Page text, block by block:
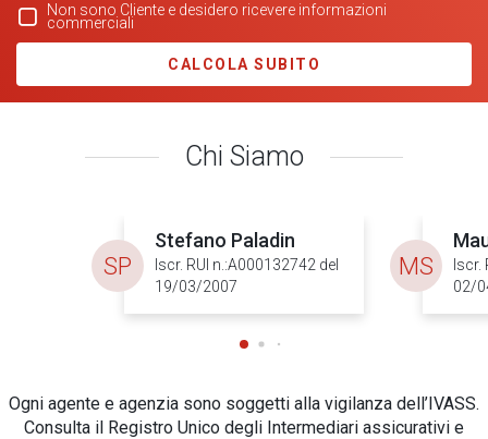
Non sono Cliente e desidero ricevere informazioni
commerciali
CALCOLA SUBITO
Chi Siamo
Stefano Paladin
Iscr. RUI n.:A000132742 del
19/03/2007
SP
Iscr.
02/
MS
Ogni agente e agenzia sono soggetti alla vigilanza dell’IVASS.
Consulta il Registro Unico degli Intermediari assicurativi e